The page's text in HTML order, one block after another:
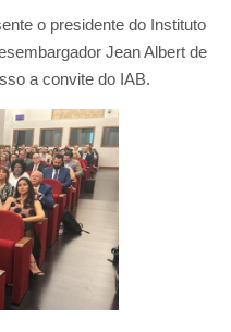
o presidente do Instituto
Jean Albert de
a convite do IAB.